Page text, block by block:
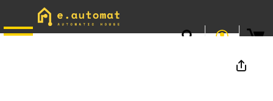
📞0746.301.381· L–V 9–17 · Livrare gratuită peste 500 lei